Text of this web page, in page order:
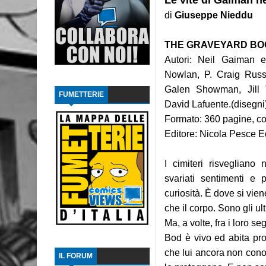
Recensione: The Dollhouse Family - La
Intervista: Francesco Vacca
Recensione: Y, l'ultimo uomo 2
Recensione: L'ascesa di Thanos
Focus: Il Phantom di Paul Ryan
Recensione: Something is Killing the
Focus: Il Phantom di Sy Barry - Seconda
Recensione: Jazz Maynard 1
FUMETTERIE
IL FORUM
di Giuseppe Nieddu
THE GRAVEYARD
Autori: Neil Gaiman
Nowlan, P. Craig
Galen Showman, Jill
David
Formato: 360 pagine,
Editore: Nicola Pesce
I cimiteri
svariati sentimenti e
curiosità. È dove si
che il corpo. Sono gli
Ma, a volte, fra i loro
Bod è vivo ed abita
che lui ancora non